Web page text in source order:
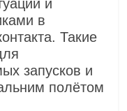
и
в
Такие
запусков и
полётом